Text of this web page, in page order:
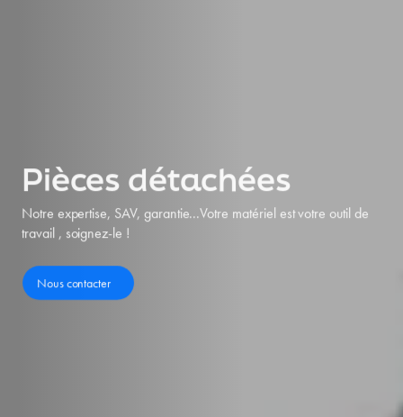
Pièces détachées
Notre expertise, SAV, garantie...Votre matériel est votre outil de
travail , soignez-le !
Nous contacter